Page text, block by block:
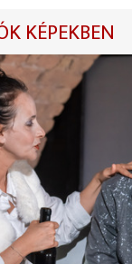
KÉPEKBEN